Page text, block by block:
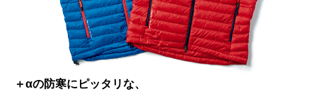
＋αの防寒にピッタリな、